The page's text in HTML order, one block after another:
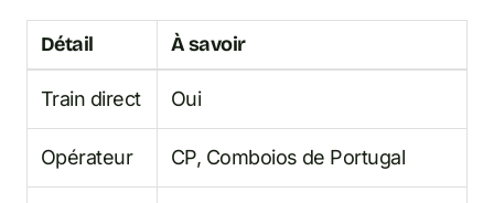
Détail À savoir
Train direct Oui
Opérateur CP, Comboios de Portugal